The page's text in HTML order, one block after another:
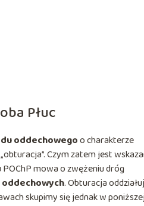
Płuc
oddechowegoo charakterze
Czym zatem jest
POChP mowa o zwężeniu dróg
. Obturacja
skupimy się jednak w